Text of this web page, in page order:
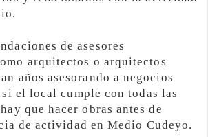
de asesores
arquitectos o arquitectos
años asesorando a negocios
el local cumple con todas las
que hacer obras antes de
de actividad en Medio Cudeyo.